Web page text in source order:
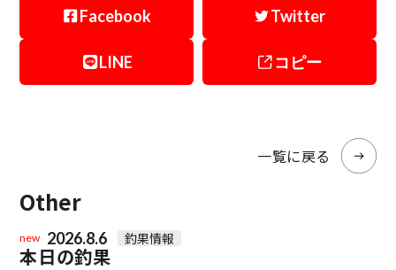
Facebook Twitter
LINE コピー
一覧に戻る
Other
new 2026.8.6 釣果情報
本日の釣果